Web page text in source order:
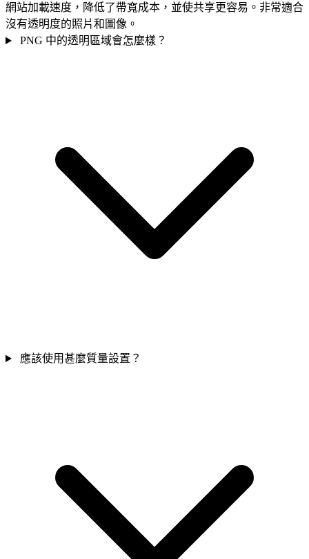
網站加載速度，降低了帶寬成本，並使共享更容易。非常適合
沒有透明度的照片和圖像。
PNG 中的透明區域會怎麼樣？
應該使用甚麼質量設置？